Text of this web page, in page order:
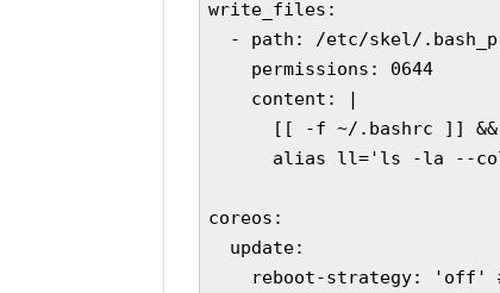
write_files:
- path: /etc/skel/
    permissions: 0644
    content: |
[[ -f ~/.bashrc ]]
alias ll='ls -la --
coreos:
  update:
reboot-strategy: 'off'